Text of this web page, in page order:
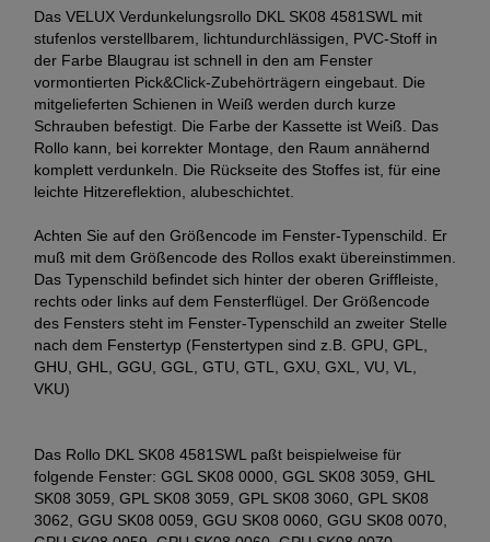
Das VELUX Verdunkelungsrollo DKL SK08 4581SWL mit
stufenlos verstellbarem, lichtundurchlässigen, PVC-Stoff in
der Farbe Blaugrau ist schnell in den am Fenster
vormontierten Pick&Click-Zubehörträgern eingebaut. Die
mitgelieferten Schienen in Weiß werden durch kurze
Schrauben befestigt. Die Farbe der Kassette ist Weiß. Das
Rollo kann, bei korrekter Montage, den Raum annähernd
komplett verdunkeln. Die Rückseite des Stoffes ist, für eine
leichte Hitzereflektion, alubeschichtet.
Achten Sie auf den Größencode im Fenster-Typenschild. Er
muß mit dem Größencode des Rollos exakt übereinstimmen.
Das Typenschild befindet sich hinter der oberen Griffleiste,
rechts oder links auf dem Fensterflügel. Der Größencode
des Fensters steht im Fenster-Typenschild an zweiter Stelle
nach dem Fenstertyp (Fenstertypen sind z.B. GPU, GPL,
GHU, GHL, GGU, GGL, GTU, GTL, GXU, GXL, VU, VL,
VKU)
Das Rollo DKL SK08 4581SWL paßt beispielweise für
folgende Fenster: GGL SK08 0000, GGL SK08 3059, GHL
SK08 3059, GPL SK08 3059, GPL SK08 3060, GPL SK08
3062, GGU SK08 0059, GGU SK08 0060, GGU SK08 0070,